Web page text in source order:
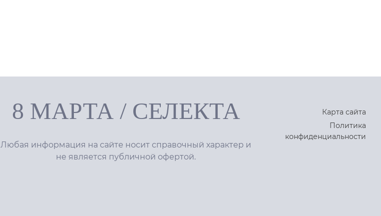
8 МАРТА/ СЕЛЕКТА
Любая информация на сайте носит справочный характер и
не является публичной офертой.
Карта сайта
Политика
конфиденциальности